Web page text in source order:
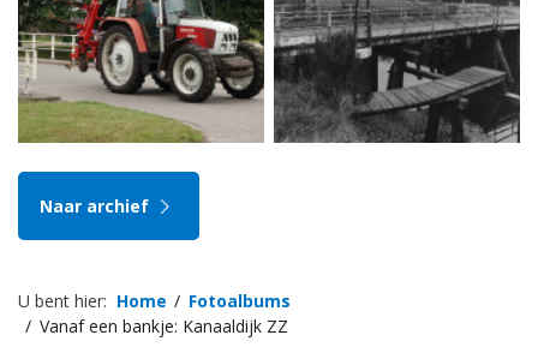
Naar archief
U bent hier: Home
Fotoalbums
Vanaf een bankje: Kanaaldijk ZZ